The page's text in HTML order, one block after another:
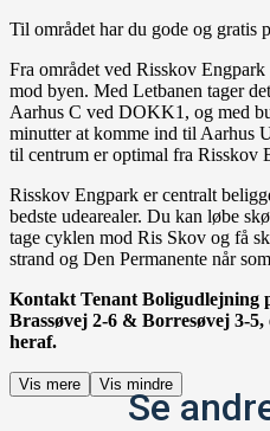
Til området har du gode og gratis
Fra området ved Risskov
mod byen. Med Letbanen tager
Aarhus C ved DOKK1, og med
minutter at komme ind til Aarhus
til centrum er optimal fra Risskov
Risskov Engpark er centralt
bedste udearealer. Du kan løbe
tage cyklen mod Ris Skov og få
strand og Den Permanente når
Kontakt Tenant Boligudlejning
Brassøvej 2-6 & Borresøvej 3-
heraf.
Vis mere Vis mindre
Se